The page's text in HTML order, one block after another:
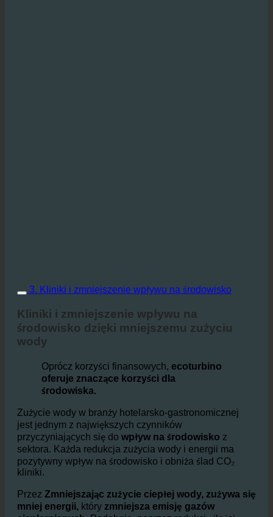
3. Kliniki i zmniejszenie wpływu na środowisko
Kliniki i zmniejszenie wpływu na
wody
Oprócz korzyści finansowych,
oferuje znaczące korzyści dla
środowiska.
Zużycie wody w branży hotelarsko-gastronomicznej
jest jednym z największych czynników
przyczyniających się dowpływ na środowiskoz
sektora. Każda redukcja zużycia wody i energii ma
pozytywny wpływ na środowisko i obniża ślad CO₂
kliniki.